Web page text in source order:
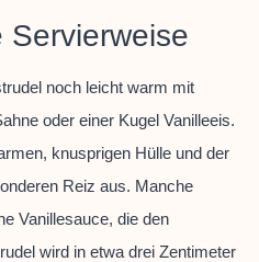
Servierweise
noch leicht warm mit
oder einer Kugel Vanilleeis.
knusprigen Hülle und der
Reiz aus. Manche
Vanillesauce, die den
wird in etwa drei Zentimeter